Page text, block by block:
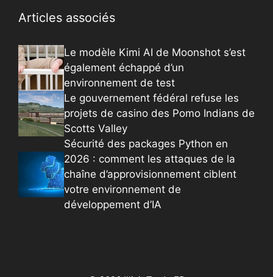
Articles associés
Le modèle Kimi AI de Moonshot s’est
également échappé d’un
environnement de test
Le gouvernement fédéral refuse les
projets de casino des Pomo Indians de
Scotts Valley
Sécurité des packages Python en
2026 : comment les attaques de la
chaîne d’approvisionnement ciblent
votre environnement de
développement d’IA